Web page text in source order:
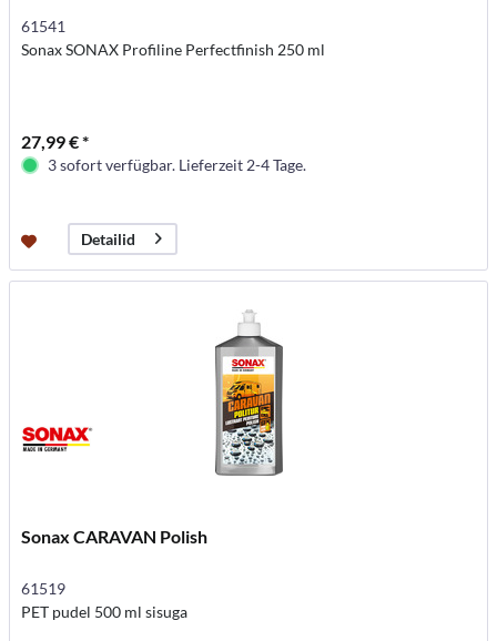
61541
Sonax SONAX Profiline Perfectfinish 250 ml
27,99 € *
3 sofort verfügbar. Lieferzeit 2-4 Tage.
Detailid
Sonax CARAVAN Polish
61519
PET pudel 500 ml sisuga